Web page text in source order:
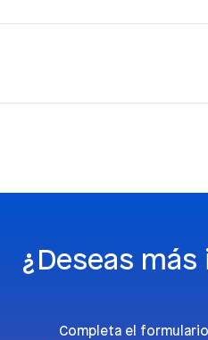
¿Deseas
Completa el